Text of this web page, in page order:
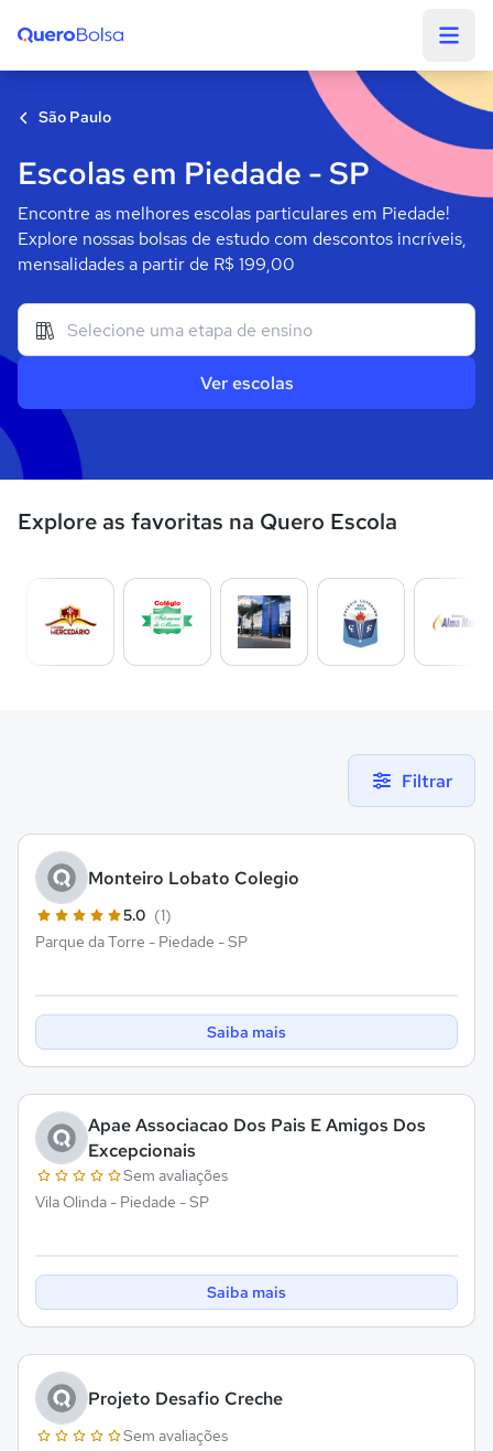
São Paulo
Escolas em Piedade - SP
Encontre as melhores escolas particulares em Piedade!
Explore nossas bolsas de estudo com descontos incríveis,
mensalidades a partir de R$ 199,00
Ver escolas
Explore as favoritas na Quero Escola
Filtrar
Monteiro Lobato Colegio
5.0 (1)
Parque da Torre - Piedade - SP
Saiba mais
Apae Associacao Dos Pais E Amigos Dos
Excepcionais
Sem avaliações
Vila Olinda - Piedade - SP
Saiba mais
Projeto Desafio Creche
Sem avaliações